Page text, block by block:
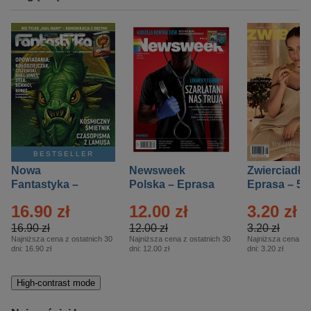
BESTSELLER
Nowa
Fantastyka –
16.90 zł
16.90 zł
Najniższa cena z ostatnich 30
dni: 16.90 zł
Newsweek
Polska – Eprasa
12.00 zł
12.00 zł
Najniższa cena z ostatnich 30
dni: 12.00 zł
Zwierciadło
Eprasa – 5/
3.20 zł
3.20 zł
Najniższa cena z
dni: 3.20 zł
High-contrast mode